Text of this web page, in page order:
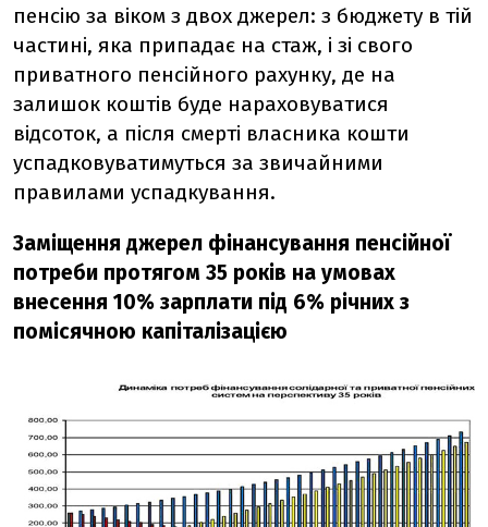
пенсію за віком з двох джерел: з бюджету в тій
частині, яка припадає на стаж, і зі свого
приватного пенсійного рахунку, де на
залишок коштів буде нараховуватися
відсоток, а після смерті власника кошти
успадковуватимуться за звичайними
правилами успадкування.
Заміщення джерел фінансування пенсійної
потреби протягом 35 років на умовах
внесення 10% зарплати під 6% річних з
помісячною капіталізацією